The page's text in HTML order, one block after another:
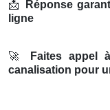
📩
Réponse
ligne
🚀
Faites appel
canalisation pour